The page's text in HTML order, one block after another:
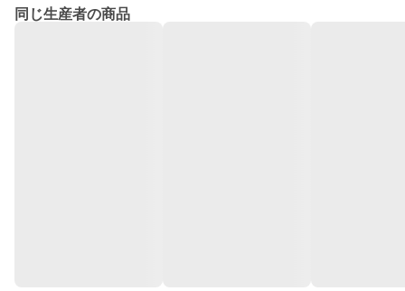
同じ生産者の商品